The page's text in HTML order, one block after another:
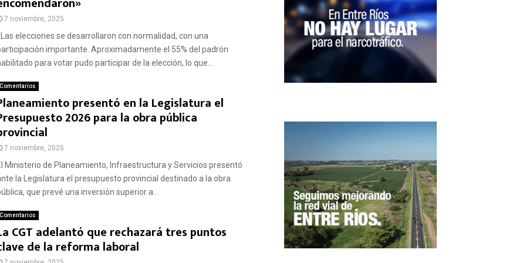
7 noviembre, 2025
elecciones se desarrollaron con normalidad, con una
importante. Aproximadamente el 55% del padrón
para votar pudo participar de la elección, lo que...
Comentarios
presentó en la Legislatura el
2026 para la obra pública
7 noviembre, 2025
Ministerio de Planeamiento, Infraestructura y Servicios presentó
la Legislatura el presupuesto provincial destinado a la obra
que prevé una inversión superior a...
Comentarios
CGT adelantó que rechazará tres puntos
de la reforma laboral